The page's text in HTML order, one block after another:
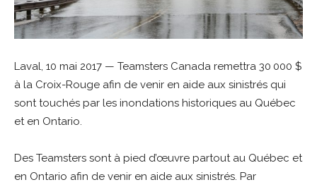
Laval, 10 mai 2017 — Teamsters Canada remettra 30 000 $
à la Croix-Rouge afin de venir en aide aux sinistrés qui
sont touchés par les inondations historiques au Québec
et en Ontario.
Des Teamsters sont à pied d’œuvre partout au Québec et
en Ontario afin de venir en aide aux sinistrés. Par